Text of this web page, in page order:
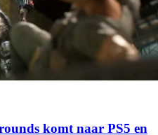
komt naar PS5 en